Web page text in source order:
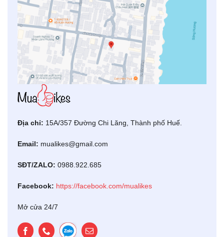
Địa chỉ: 15A/357 Đường Chi Lăng, Thành phố Huế.
Email: mualikes@gmail.com
SĐT/ZALO: 0988.922.685
Facebook: https://facebook.com/mualikes
Mở cửa 24/7